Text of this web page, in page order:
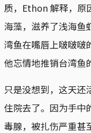
质，Ethon 解释，原
海藻，滋养了浅海
湾鱼在嘴唇上啵啵
他忘情地推销台湾鱼
只是没想到，这天
住院去了。因为手中
毒腺，被扎伤严重甚